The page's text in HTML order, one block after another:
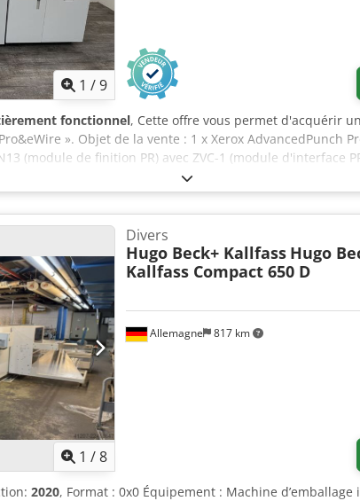
1 /9
fonctionnel, Cette offre vous permet d'acquérir
». Objet de la vente : 1 x Xerox AdvancedPunch
(module de finition PR) avec ZVC-1 (module d'interface
présenter, selon les cas, des traces d'utilisation (petites
Emballage et expédition : Vous pouvez venir
vous à cet effet ! Un emballage résistant au transport
l'expédition ou l'enlèvement, un test de
pouvez bien sûr nous contacter personnellement.
1 /8
Allemagne 817 km
Divers
Hugo Beck+ Kallfass Hugo
Kallfass Compact 650 D
2020, Format : 0x0 Équipement : Machine